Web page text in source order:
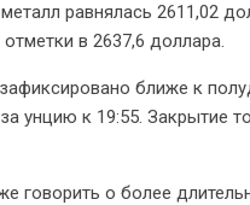
равнялась 2611,02
в 2637,6 доллара.
ближе к
унцию к 19:55. Закрытие
говорить о более